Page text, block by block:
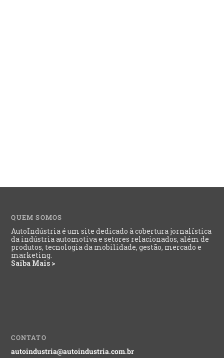
QUEM SOMOS
AutoIndústria é um site dedicado à cobertura jornalística
da indústria automotiva e setores relacionados, além de
produtos, tecnologia da mobilidade, gestão, mercado e
marketing.
Saiba Mais >
CONTATO
autoindustria@autoindustria.com.br